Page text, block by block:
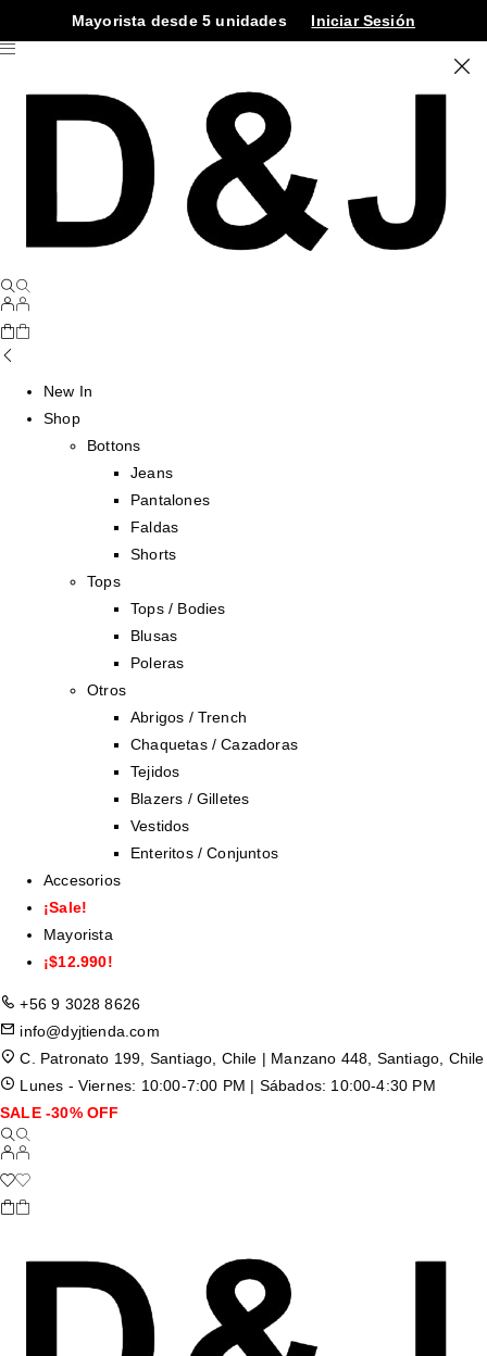
Mayorista desde 5 unidades Iniciar Sesión
New In
Shop
Bottons
Jeans
Pantalones
Faldas
Shorts
Tops
Tops / Bodies
Blusas
Poleras
Otros
Abrigos / Trench
Chaquetas / Cazadoras
Tejidos
Blazers / Gilletes
Vestidos
Enteritos / Conjuntos
Accesorios
¡Sale!
Mayorista
¡$12.990!
+56 9 3028 8626
info@dyjtienda.com
C. Patronato 199, Santiago, Chile | Manzano 448, Santiago, Chile
Lunes - Viernes: 10:00-7:00 PM | Sábados: 10:00-4:30 PM
SALE -30% OFF